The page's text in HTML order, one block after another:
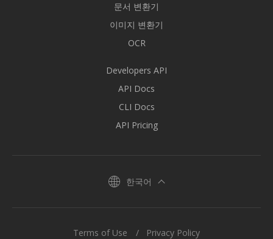
문서 변환기
이미지 변환기
OCR
Developers API
API Docs
CLI Docs
API Pricing
한국어
Terms of Use Privacy Policy